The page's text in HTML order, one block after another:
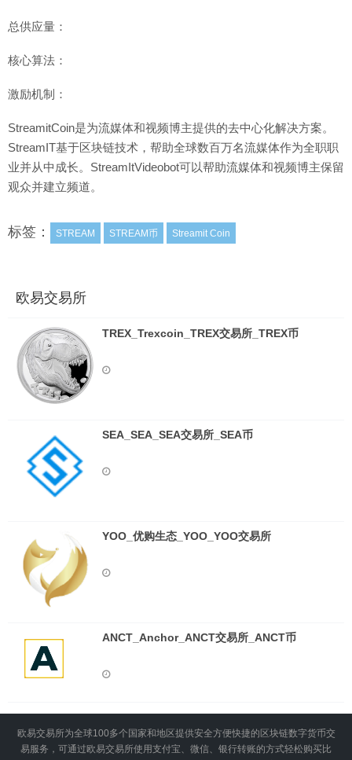
总供应量：
核心算法：
激励机制：
StreamitCoin是为流媒体和视频博主提供的去中心化解决方案。
StreamIT基于区块链技术，帮助全球数百万名流媒体作为全职职
业并从中成长。StreamItVideobot可以帮助流媒体和视频博主保留
观众并建立频道。
标签： STREAM STREAM币 Streamit Coin
欧易交易所
TREX_Trexcoin_TREX交易所_TREX币
SEA_SEA_SEA交易所_SEA币
YOO_优购生态_YOO_YOO交易所
ANCT_Anchor_ANCT交易所_ANCT币
欧易交易所为全球100多个国家和地区提供安全方便快捷的区块链数字货币交
易服务，可通过欧易交易所使用支付宝、微信、银行转账的方式轻松购买比